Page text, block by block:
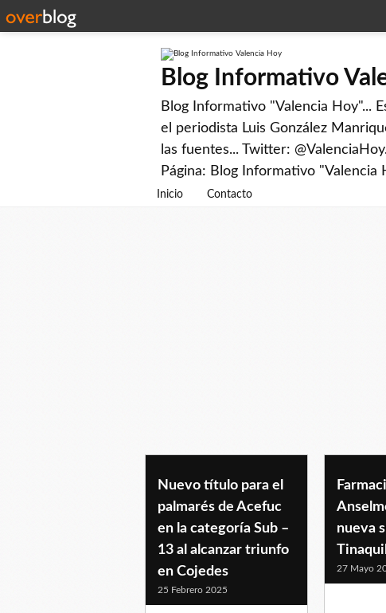
Blog Informativo
Blog Informativo "Valencia Hoy"...
el periodista Luis González
las fuentes... Twitter:
Página: Blog Informativo "Valencia
Inicio Contacto
tinaquillo
Nuevo título para el
palmarés de Acefuc
en la categoría Sub –
13 al alcanzar triunfo
en Cojedes
25 Febrero 2025
nueva
27 Mayo